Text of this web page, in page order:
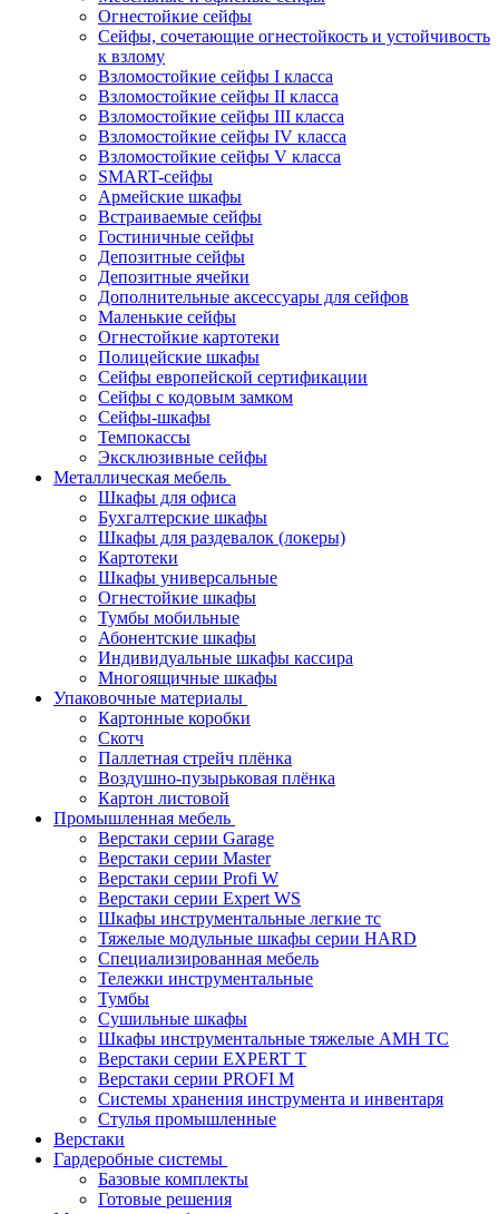
Огнестойкие сейфы
Сейфы, сочетающие огнестойкость и устойчивость
к взлому
Взломостойкие сейфы I класса
Взломостойкие сейфы II класса
Взломостойкие сейфы III класса
Взломостойкие сейфы IV класса
Взломостойкие сейфы V класса
SMART-сейфы
Армейские шкафы
Встраиваемые сейфы
Гостиничные сейфы
Депозитные сейфы
Депозитные ячейки
Дополнительные аксессуары для сейфов
Маленькие сейфы
Огнестойкие картотеки
Полицейские шкафы
Сейфы европейской сертификации
Сейфы с кодовым замком
Сейфы-шкафы
Темпокассы
Эксклюзивные сейфы
Металлическая мебель
Шкафы для офиса
Бухгалтерские шкафы
Шкафы для раздевалок (локеры)
Картотеки
Шкафы универсальные
Огнестойкие шкафы
Тумбы мобильные
Абонентские шкафы
Индивидуальные шкафы кассира
Многоящичные шкафы
Упаковочные материалы
Картонные коробки
Скотч
Паллетная стрейч плёнка
Воздушно-пузырьковая плёнка
Картон листовой
Промышленная мебель
Верстаки серии Garage
Верстаки серии Master
Верстаки серии Profi W
Верстаки серии Expert WS
Шкафы инструментальные легкие тс
Тяжелые модульные шкафы серии HARD
Cпециализированная мебель
Тележки инструментальные
Тумбы
Cушильные шкафы
Шкафы инструментальные тяжелые AMH TC
Верстаки серии EXPERT T
Верстаки серии PROFI M
Системы хранения инструмента и инвентаря
Стулья промышленные
Верстаки
Гардеробные системы
Базовые комплекты
Готовые решения